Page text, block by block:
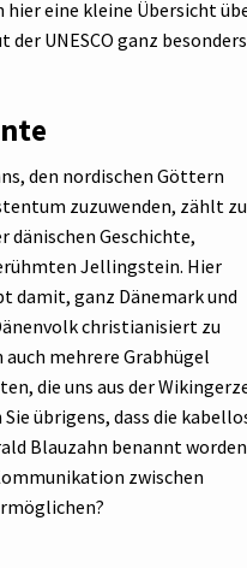
hier eine kleine Übersicht
UNESCO ganz besonders
den nordischen Göttern
zuzuwenden, zählt zu
dänischen Geschichte,
Jellingstein. Hier
damit, ganz Dänemark und
christianisiert zu
mehrere Grabhügel
die uns aus der
übrigens, dass die
Blauzahn benannt worden
zwischen